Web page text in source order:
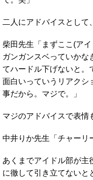
二人にアドバイスとして、
柴田先生「まずここ(ア
ガンガンスベっていかな
てハードル下げないと。
面白いっていうリアクシ
事だから。マジで。」
マジのアドバイスで表情
中井りか先生「チャーリ
あくまでアイドル部が主
に徹して引き立てないと